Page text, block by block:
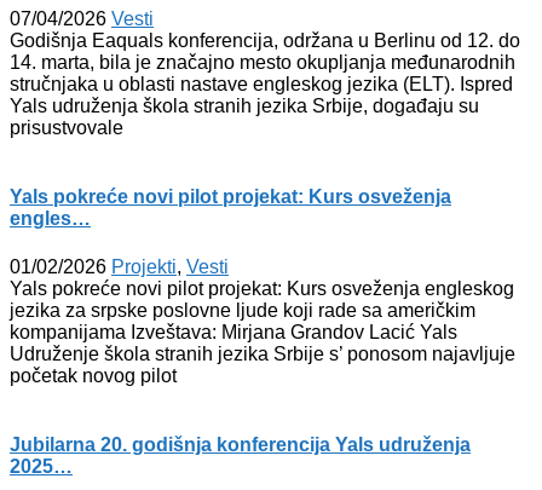
07/04/2026 Vesti
Godišnja Eaquals konferencija, održana u Berlinu od 12. do
14. marta, bila je značajno mesto okupljanja međunarodnih
stručnjaka u oblasti nastave engleskog jezika (ELT). Ispred
Yals udruženja škola stranih jezika Srbije, događaju su
prisustvovale
Yals pokreće novi pilot projekat: Kurs osveženja
engles…
01/02/2026 Projekti, Vesti
Yals pokreće novi pilot projekat: Kurs osveženja engleskog
jezika za srpske poslovne ljude koji rade sa američkim
kompanijama Izveštava: Mirjana Grandov Lacić Yals
Udruženje škola stranih jezika Srbije s’ ponosom najavljuje
početak novog pilot
Jubilarna 20. godišnja konferencija Yals udruženja
2025…